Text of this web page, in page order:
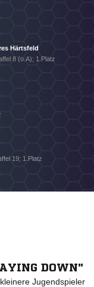
Härtsfeld
8 (o.A); 1.Platz
19; 1.Platz
DOWN"
Jugendspieler